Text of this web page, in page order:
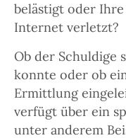
belästigt oder
Internet verletzt?
Ob der Schuldige
konnte oder ob
Ermittlung
verfügt über ein
unter anderem